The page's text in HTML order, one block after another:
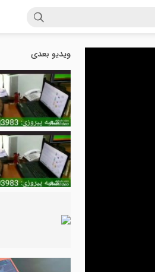
This
modal
window.
ویدیو بعدی